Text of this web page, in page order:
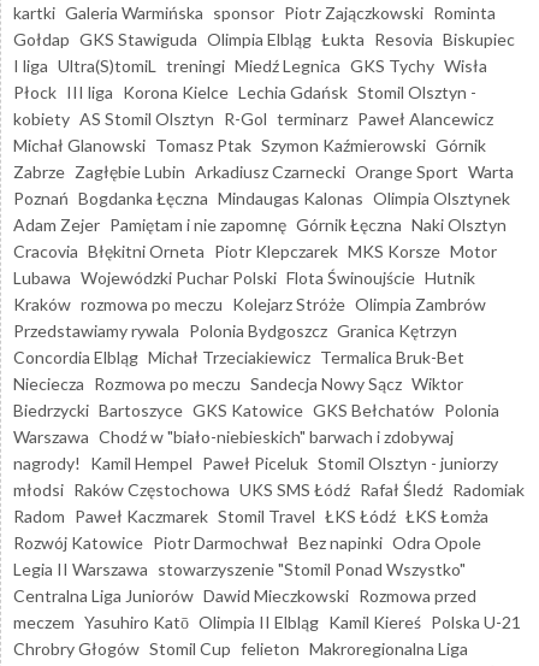
kartki Galeria Warmińska sponsor Piotr Zajączkowski Rominta
Gołdap GKS Stawiguda Olimpia Elbląg Łukta Resovia Biskupiec
I liga Ultra(S)tomiL treningi Miedź Legnica GKS Tychy Wisła
Płock III liga Korona Kielce Lechia Gdańsk Stomil Olsztyn -
kobiety AS Stomil Olsztyn R-Gol terminarz Paweł Alancewicz
Michał Glanowski Tomasz Ptak Szymon Kaźmierowski Górnik
Zabrze Zagłębie Lubin Arkadiusz Czarnecki Orange Sport Warta
Poznań Bogdanka Łęczna Mindaugas Kalonas Olimpia Olsztynek
Adam Zejer Pamiętam i nie zapomnę Górnik Łęczna Naki Olsztyn
Cracovia Błękitni Orneta Piotr Klepczarek MKS Korsze Motor
Lubawa Wojewódzki Puchar Polski Flota Świnoujście Hutnik
Kraków rozmowa po meczu Kolejarz Stróże Olimpia Zambrów
Przedstawiamy rywala Polonia Bydgoszcz Granica Kętrzyn
Concordia Elbląg Michał Trzeciakiewicz Termalica Bruk-Bet
Nieciecza Rozmowa po meczu Sandecja Nowy Sącz Wiktor
Biedrzycki Bartoszyce GKS Katowice GKS Bełchatów Polonia
Warszawa Chodź w "biało-niebieskich" barwach i zdobywaj
nagrody!
Kamil Hempel Paweł Piceluk Stomil Olsztyn - juniorzy
młodsi Raków Częstochowa UKS SMS Łódź Rafał Śledź Radomiak
Radom Paweł Kaczmarek Stomil Travel ŁKS Łódź ŁKS Łomża
Rozwój Katowice Piotr Darmochwał Bez napinki Odra Opole
Legia II Warszawa stowarzyszenie "Stomil Ponad Wszystko"
Centralna Liga Juniorów Dawid Mieczkowski Rozmowa przed
meczem Yasuhiro Katō Olimpia II Elbląg Kamil Kiereś Polska U-21
Chrobry Głogów Stomil Cup felieton Makroregionalna Liga